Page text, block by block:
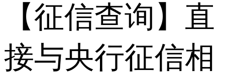
【征信查询】直
接与央行征信相